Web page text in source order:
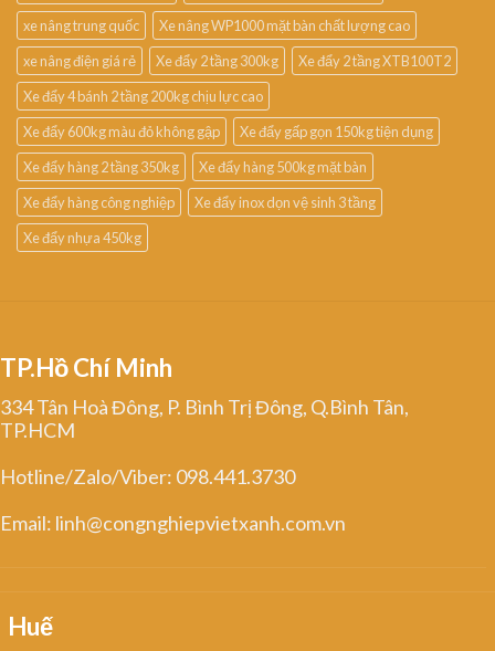
xe nâng trung quốc
Xe nâng WP1000 mặt bàn chất lượng cao
xe nâng điện giá rẻ
Xe đẩy 2 tầng 300kg
Xe đẩy 2 tầng XTB100T2
Xe đẩy 4 bánh 2 tầng 200kg chịu lực cao
Xe đẩy 600kg màu đỏ không gập
Xe đẩy gấp gọn 150kg tiện dụng
Xe đẩy hàng 2 tầng 350kg
Xe đẩy hàng 500kg mặt bàn
Xe đẩy hàng công nghiệp
Xe đẩy inox dọn vệ sinh 3 tầng
Xe đẩy nhựa 450kg
TP.Hồ Chí Minh
334 Tân Hoà Đông, P. Bình Trị Đông, Q.Bình Tân,
TP.HCM
Hotline/Zalo/Viber: 098.441.3730
Email: linh@congnghiepvietxanh.com.vn
Huế